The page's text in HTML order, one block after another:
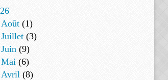
Août (1)
Juillet (3)
Juin (9)
Mai (6)
Avril (8)